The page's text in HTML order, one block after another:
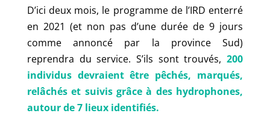
D’ici deux mois, le programme de l’IRD enterré
en 2021 (et non pas d’une durée de 9 jours
comme annoncé par la province Sud)
reprendra du service. S’ils sont trouvés,200
individus devraient être pêchés, marqués,
relâchés et suivis grâce à des hydrophones,
autour de 7 lieux identifiés.